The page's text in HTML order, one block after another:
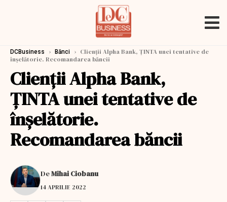
DCBusiness › Bănci › Clienții Alpha Bank, ȚINTA unei tentative de
înșelătorie. Recomandarea băncii
Clienții Alpha Bank,
ȚINTA unei tentative de
înșelătorie.
Recomandarea băncii
DeMihai Ciobanu
14 APRILIE 2022